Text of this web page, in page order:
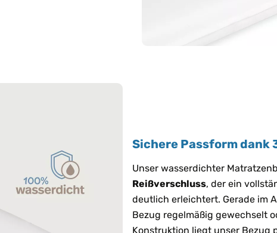
Sichere Passform
Unser wasserdichter
Reißverschluss, der ein
deutlich erleichtert. Gerade im
Bezug regelmäßig gewechselt
Konstruktion liegt unser Bezug